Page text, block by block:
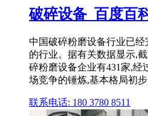
破碎设备_百度百
中国破碎粉磨设备行业已
的行业。据有关数据显示,
碎粉磨设备企业有431家,经
场竞争的锤炼,基本格局初步
联系电话: 180 3780 8511